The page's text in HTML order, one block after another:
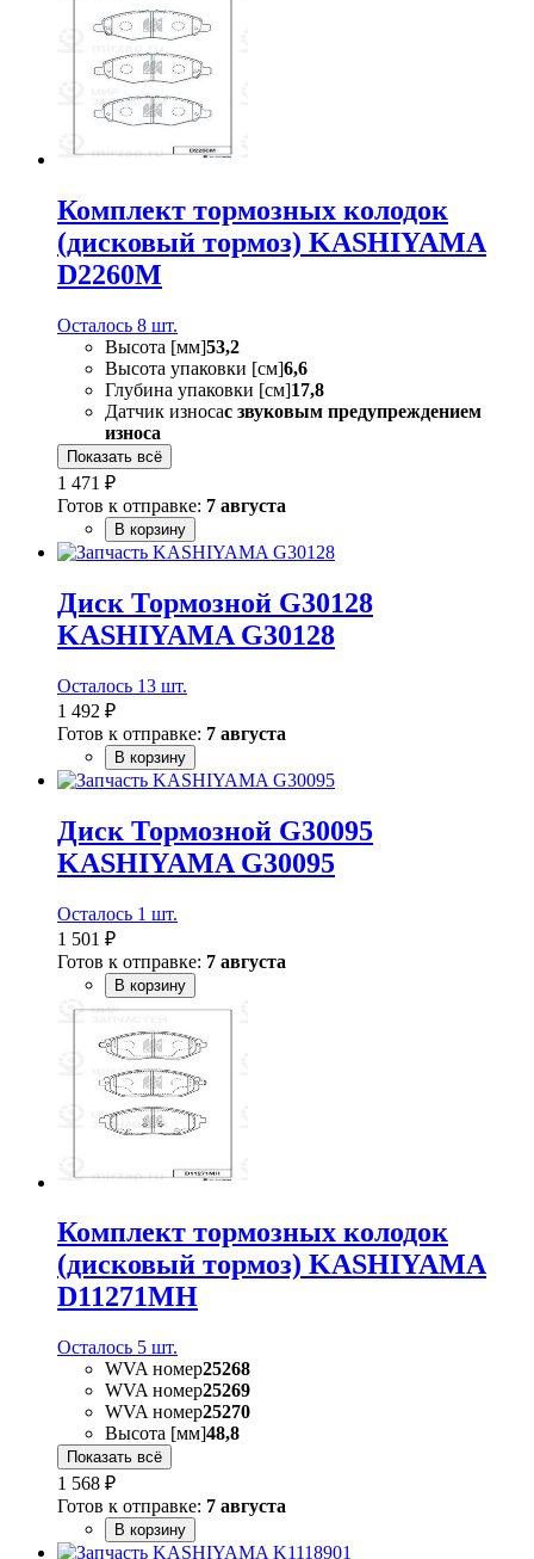
Комплект тормозных колодок
(дисковый тормоз) KASHIYAMA
D2260M
Осталось 8 шт.
Высота [мм]53,2
Высота упаковки [см]6,6
Глубина упаковки [см]17,8
Датчик износас звуковым предупреждением
износа
Показать всё
1 471 ₽
Готов к отправке: 7 августа
В корзину
Диск Тормозной G30128
KASHIYAMA G30128
Осталось 13 шт.
1 492 ₽
Готов к отправке: 7 августа
В корзину
Диск Тормозной G30095
KASHIYAMA G30095
Осталось 1 шт.
1 501 ₽
Готов к отправке: 7 августа
В корзину
Комплект тормозных колодок
(дисковый тормоз) KASHIYAMA
D11271MH
Осталось 5 шт.
WVA номер25268
WVA номер25269
WVA номер25270
Высота [мм]48,8
Показать всё
1 568 ₽
Готов к отправке: 7 августа
В корзину